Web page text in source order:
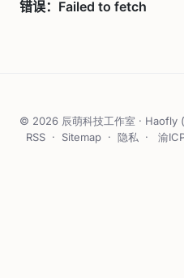
© 2026 辰萌科技工作室 · Haofly
RSS · Sitemap · 隐私 · 渝